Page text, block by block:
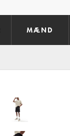
MÆND